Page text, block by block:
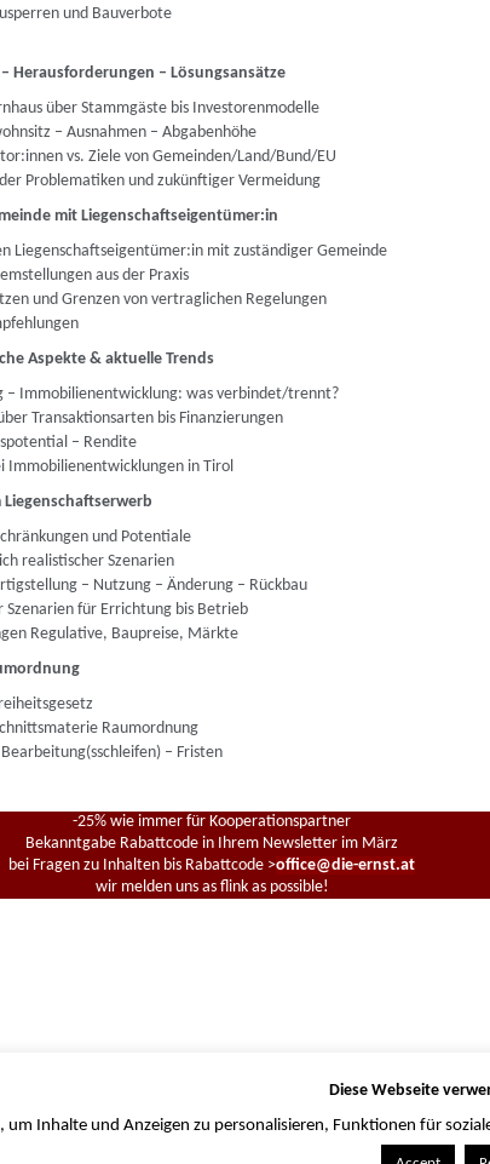
und Bauverbote
Herausforderungen – Lösungsansätze
über Stammgäste bis Investorenmodelle
– Ausnahmen – Abgabenhöhe
vs. Ziele von Gemeinden/Land/Bund/EU
Problematiken und zukünftiger Vermeidung
mit Liegenschaftseigentümer:in
Liegenschaftseigentümer:in mit zuständiger Gemeinde
aus der Praxis
und Grenzen von vertraglichen Regelungen
Aspekte & aktuelle Trends
– Immobilienentwicklung: was verbindet/trennt?
Transaktionsarten bis Finanzierungen
– Rendite
Immobilienentwicklungen in Tirol
und Potentiale
realistischer Szenarien
– Nutzung – Änderung – Rückbau
für Errichtung bis Betrieb
Regulative, Baupreise, Märkte
Raumordnung
– Fristen
-25% wie immer für Kooperationspartner
Bekanntgabe Rabattcode in Ihrem Newsletter im März
bei Fragen zu Inhalten bis Rabattcode >office@die-ernst.at
wir melden uns as flink as possible!
Diese Webseite
um Inhalte und Anzeigen zu personalisieren, Funktionen für